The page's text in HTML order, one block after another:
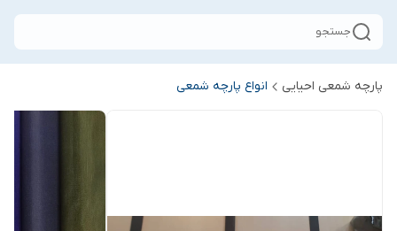
جستجو
پارچه شمعی احیایی انواع پارچه شمعی